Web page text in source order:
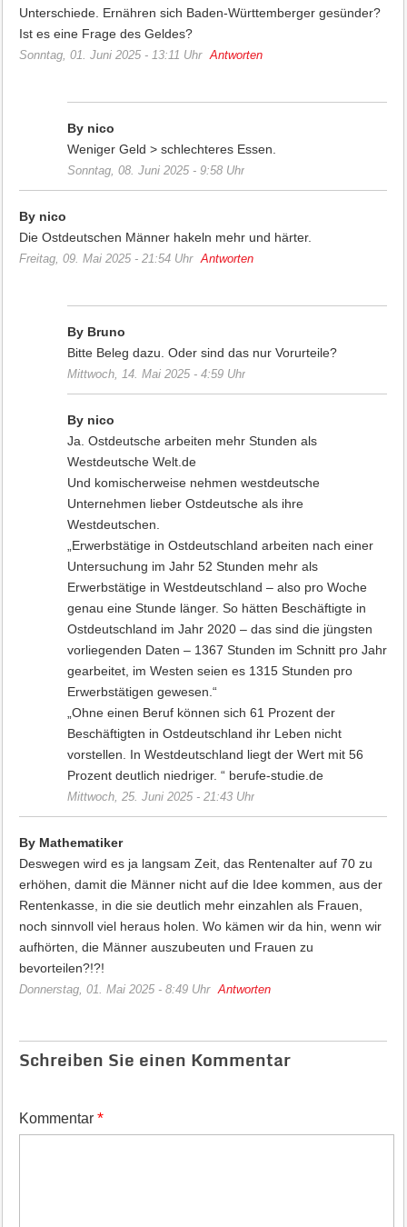
Unterschiede. Ernähren sich Baden-Württemberger gesünder?
Ist es eine Frage des Geldes?
Sonntag, 01. Juni 2025 - 13:11 Uhr Antworten
By nico
Weniger Geld > schlechteres Essen.
Sonntag, 08. Juni 2025 - 9:58 Uhr
By nico
Die Ostdeutschen Männer hakeln mehr und härter.
Freitag, 09. Mai 2025 - 21:54 Uhr Antworten
By Bruno
Bitte Beleg dazu. Oder sind das nur Vorurteile?
Mittwoch, 14. Mai 2025 - 4:59 Uhr
By nico
Ja. Ostdeutsche arbeiten mehr Stunden als
Westdeutsche Welt.de
Und komischerweise nehmen westdeutsche
Unternehmen lieber Ostdeutsche als ihre
Westdeutschen.
„Erwerbstätige in Ostdeutschland arbeiten nach einer
Untersuchung im Jahr 52 Stunden mehr als
Erwerbstätige in Westdeutschland – also pro Woche
genau eine Stunde länger. So hätten Beschäftigte in
Ostdeutschland im Jahr 2020 – das sind die jüngsten
vorliegenden Daten – 1367 Stunden im Schnitt pro Jahr
gearbeitet, im Westen seien es 1315 Stunden pro
Erwerbstätigen gewesen.“
„Ohne einen Beruf können sich 61 Prozent der
Beschäftigten in Ostdeutschland ihr Leben nicht
vorstellen. In Westdeutschland liegt der Wert mit 56
Prozent deutlich niedriger. “ berufe-studie.de
Mittwoch, 25. Juni 2025 - 21:43 Uhr
By Mathematiker
Deswegen wird es ja langsam Zeit, das Rentenalter auf 70 zu
erhöhen, damit die Männer nicht auf die Idee kommen, aus der
Rentenkasse, in die sie deutlich mehr einzahlen als Frauen,
noch sinnvoll viel heraus holen. Wo kämen wir da hin, wenn wir
aufhörten, die Männer auszubeuten und Frauen zu
bevorteilen?!?!
Donnerstag, 01. Mai 2025 - 8:49 Uhr Antworten
Schreiben Sie einen Kommentar
Kommentar *